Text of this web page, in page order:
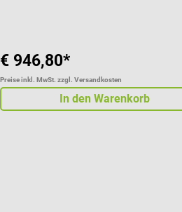
€ 946,80*
Preise inkl. MwSt. zzgl. Versandkosten
In den Warenkorb